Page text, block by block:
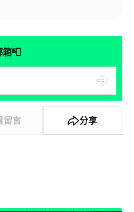
箱📮
留言 分享